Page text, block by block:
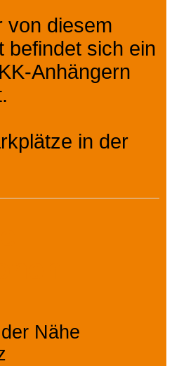
von diesem
befindet sich ein
Anhängern
in der
Nähe